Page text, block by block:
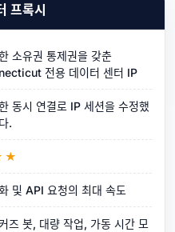
프록시
소유권 통제권을 갖춘
전용 데이터 센터 IP
동시 연결로 IP 세션을 수정했
.
및 API 요청의 최대 속도
즈 봇, 대량 작업, 가동 시간 모